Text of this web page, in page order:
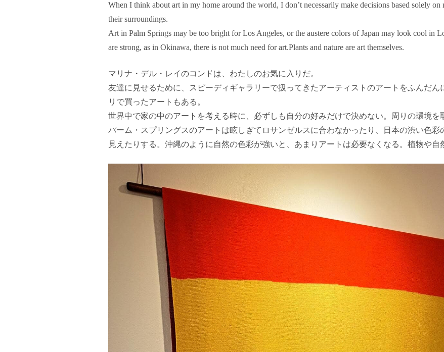
When I think about art in my home around the world, I don’t necessarily make decisions based solely
their surroundings.
Art in Palm Springs may be too bright for Los Angeles, or the austere colors of Japan may look cool in
are strong, as in Okinawa, there is not much need for art.Plants and nature are art themselves.
マリナ・デル・レイのコンドは、わたしのお気に入りだ。
友達に見せるために、スピーディギャラリーで扱ってきたアーティストのアートをふんだ
リで買ったアートもある。
世界中で家の中のアートを考える時に、必ずしも自分の好みだけで決めない。周りの環境を
パーム・スプリングスのアートは眩しぎてロサンゼルスに合わなかったり、日本の渋い色彩
見えたりする。沖縄のように自然の色彩が強いと、あまりアートは必要なくなる。植物や自